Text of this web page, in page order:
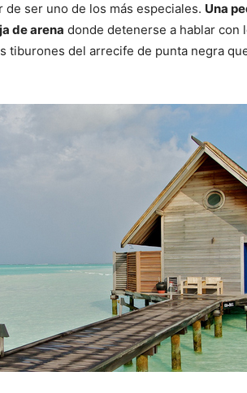
ser uno de los más especiales. Una
de arena donde detenerse a hablar con
tiburones del arrecife de punta negra